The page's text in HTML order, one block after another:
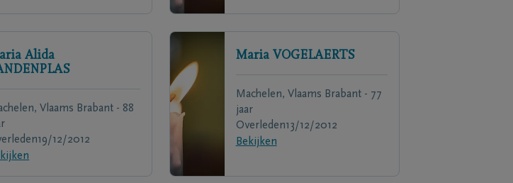
Alida
Vlaams Brabant - 88
19/12/2012
Maria VOGELAERTS
Machelen, Vlaams Brabant - 77
jaar
Overleden13/12/2012
Bekijken